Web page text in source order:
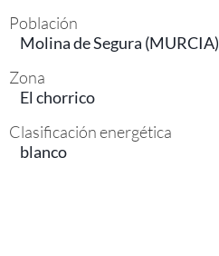
Población
Molina de Segura (MURCIA)
Zona
El chorrico
Clasificación energética
blanco